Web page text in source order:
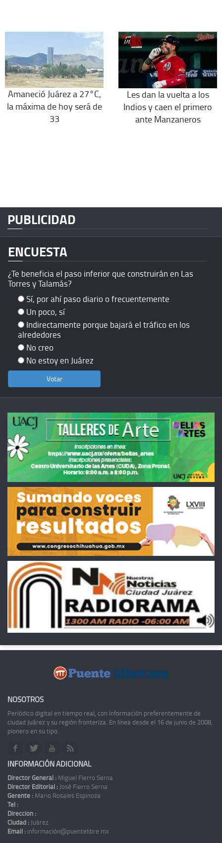
Amaneció Juárez a 27°C,
la máxima de hoy será de
33
Les dan la vuelta a los
Indios y caen el primero
ante Manzaneros
PUBLICIDAD
ENCUESTA
¿Te beneficia el paso inferior que construirán en Las
Torres y Talamás?
Sí, por ahí paso diario o frecuentemente
Un poco, sí
Indirectamente porque bajará el tráfico en los
alrededores
No creo
No estoy en Juárez
NOSOTROS
Periódico digital en tiempo real, con información preferentemente de
ciudad Juárez y su región fronteriza. En línea desde el 16 de junio de 2008,
pionero en su tipo.
INFORMACIÓN ADICIONAL
Director General : Miguel Fierro Serna
Director Editorial : José Fierro Serna
Gerente : Mario Rosales Espinoza
Tel :
Dirección :
Ciudad : Juárez
Email : información@puentelibre.mx